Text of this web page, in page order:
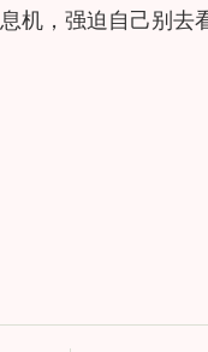
机，强迫自己别去